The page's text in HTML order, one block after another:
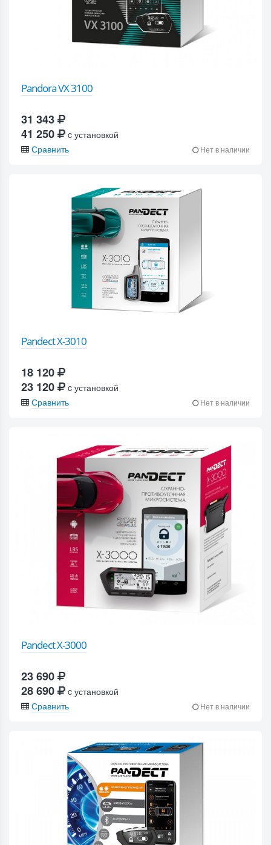
Pandora VX 3100
31 343
41 250
c установкой
Сравнить
Нет в наличии
Pandect X-3010
18 120
23 120
c установкой
Сравнить
Нет в наличии
Pandect X-3000
23 690
28 690
c установкой
Сравнить
Нет в наличии